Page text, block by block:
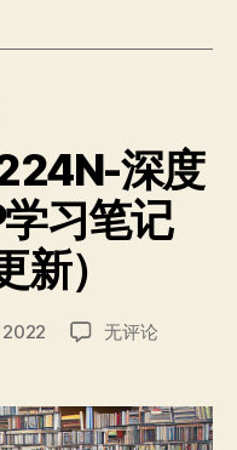
深度
习笔记
新）
2022
Standford
度
学
无评论